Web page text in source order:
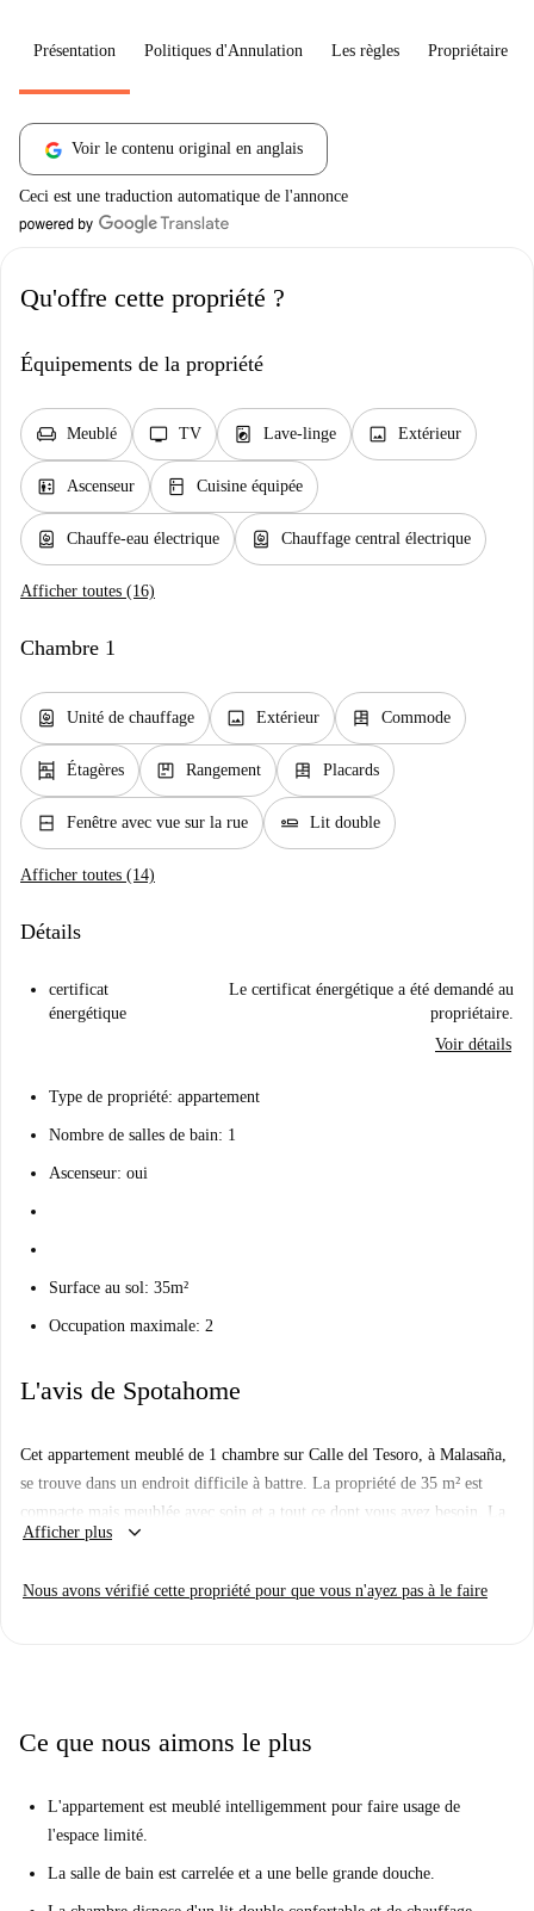
Présentation Politiques d'Annulation Les règles Propriétaire
Voir le contenu original en anglais
Ceci est une traduction automatique de l'annonce
Qu'offre cette propriété ?
Équipements de la propriété
chair Meublé tv TV local_laundry_service Lave-linge image Extérieur
elevator Ascenseur kitchen Cuisine équipée
water_heater Chauffe-eau électrique water_heater Chauffage central électrique
Afficher toutes (16)
Chambre 1
water_heater Unité de chauffage image Extérieur dresser Commode
shelves Étagères package Rangement dresser Placards
window_closed Fenêtre avec vue sur la rue airline_seat_flat Lit double
Afficher toutes (14)
Détails
certificat
énergétique
Le certificat énergétique a été demandé au
propriétaire.
Voir détails
Type de propriété: appartement
Nombre de salles de bain: 1
Ascenseur: oui
Surface au sol: 35m²
Occupation maximale: 2
L'avis de Spotahome
Cet appartement meublé de 1 chambre sur Calle del Tesoro, à Malasaña,
se trouve dans un endroit difficile à battre. La propriété de 35 m² est
compacte mais meublée avec soin et a tout ce dont vous avez besoin. La
cuisine est équipée d'un micro-ondes pour cuisiner, ainsi que des
canapé et d'une table à manger pliable pour profiter de vos repas.
Afficher plus keyboard_arrow_down
Nous avons vérifié cette propriété pour que vous n'ayez pas à le faire
Ce que nous aimons le plus
L'appartement est meublé intelligemment pour faire usage de
l'espace limité.
La salle de bain est carrelée et a une belle grande douche.